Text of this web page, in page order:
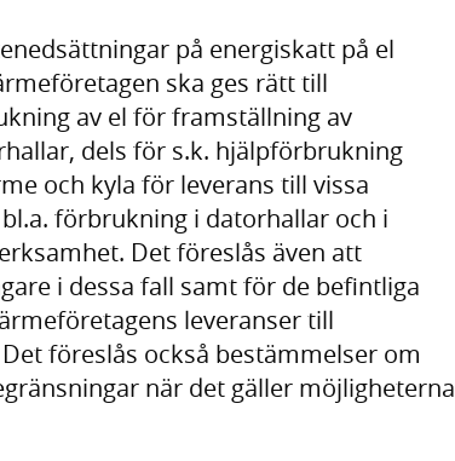
på energiskatt på el
ska ges rätt till
av el för framställning av
dels för s.k. hjälpförbrukning
och kyla för leverans till vissa
förbrukning i datorhallar och i
Det föreslås även att
i dessa fall samt för de befintliga
leveranser till
föreslås också bestämmelser om
när det gäller möjligheterna